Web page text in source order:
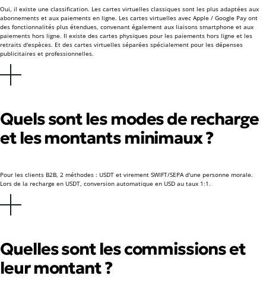
Oui, il existe une classification. Les cartes virtuelles classiques sont les plus adaptées aux
abonnements et aux paiements en ligne. Les cartes virtuelles avec Apple / Google Pay ont
des fonctionnalités plus étendues, convenant également aux liaisons smartphone et aux
paiements hors ligne. Il existe des cartes physiques pour les paiements hors ligne et les
retraits d'espèces. Et des cartes virtuelles séparées spécialement pour les dépenses
publicitaires et professionnelles.
Quels sont les modes de recharge
et les montants minimaux ?
Pour les clients B2B, 2 méthodes : USDT et virement SWIFT/SEPA d'une personne morale.
Lors de la recharge en USDT, conversion automatique en USD au taux 1:1.
Quelles sont les commissions et
leur montant ?